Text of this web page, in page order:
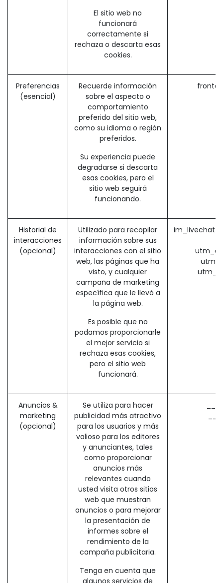
El sitio web no
funcionará
correctamente si
rechaza o descarta esas
cookies.
Preferencias
(esencial)
Recuerde información
sobre el aspecto o
comportamiento
preferido del sitio web,
como su idioma o región
preferidos.
Su experiencia puede
degradarse si descarta
esas cookies, pero el
sitio web seguirá
funcionando.
Historial de
interacciones
(opcional)
Utilizado para recopilar
información sobre sus
interacciones con el sitio
web, las páginas que ha
visto, y cualquier
campaña de marketing
específica que le llevó a
la página web.
Es posible que no
podamos proporcionarle
el mejor servicio si
rechaza esas cookies,
pero el sitio web
funcionará.
Anuncios &
marketing
(opcional)
Se utiliza para hacer
publicidad más atractivo
para los usuarios y más
valioso para los editores
y anunciantes, tales
como proporcionar
anuncios más
relevantes cuando
usted visita otros sitios
web que muestran
anuncios o para mejorar
la presentación de
informes sobre el
rendimiento de la
campaña publicitaria.
Tenga en cuenta que
algunos servicios de